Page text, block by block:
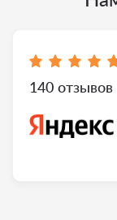
140